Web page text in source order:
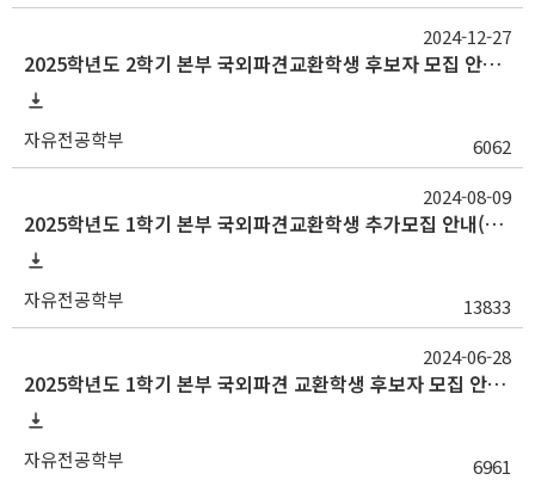
2025학년도 2학기 본부 국외파견교환학생 후보자 모집 안내(~1/13월 14시)
자유전공학부 6062
2024-12-27
2025학년도 1학기 본부 국외파견교환학생 추가모집 안내(~8/19월 15시)
자유전공학부 13833
2024-08-09
2025학년도 1학기 본부 국외파견 교환학생 후보자 모집 안내(~7/12금 15시)
자유전공학부 6961
2024-06-28